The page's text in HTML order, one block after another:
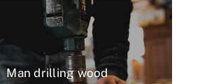
Man drilling wood